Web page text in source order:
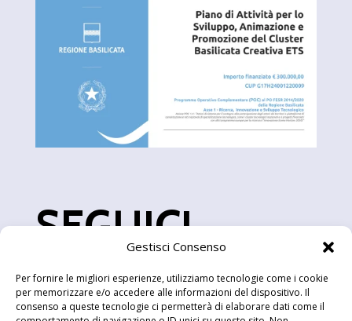
Gestisci Consenso
Per fornire le migliori esperienze, utilizziamo tecnologie come i cookie
per memorizzare e/o accedere alle informazioni del dispositivo. Il
consenso a queste tecnologie ci permetterà di elaborare dati come il
SEGUICI